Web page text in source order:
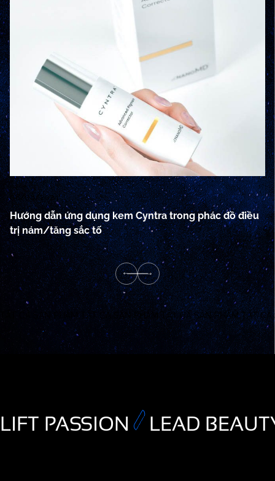
08/08/2024
Hướng dẫn ứng dụng kem Cyntra trong phác đồ điều
trị nám/tăng sắc tố
TẤT CẢ SẢN PHẨM TẤT CẢ SẢN PHẨM TẤT CẢ SẢN PHẨM TẤT CẢ
LIFT PASSION LEAD